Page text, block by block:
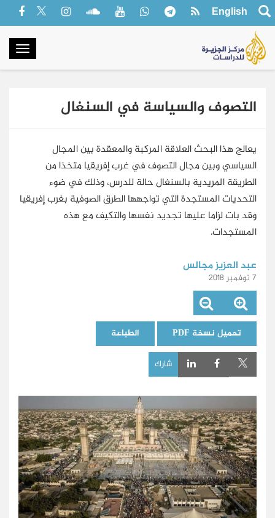
English
التصوف والسياسة في السنغال
يعالج هذا البحث العلاقة المركبة والمعقدة بين المجال
السياسي وبين مجال التصوف في غرب إفريقيا متخذا من
الطريقة المريدية بالسنغال حالة للدرس، وذلك في ضوء
التحديات المستجدة التي تواجهها الطرق الصوفية بغرب إفريقيا
وقد بات لزاما عليها تجديد نفسها والتكيف مع هذه
المستجدات.
عبد العزيز مجالس
7 نوفمبر 2018
تحميل نسخة PDF الطباعة
شارك